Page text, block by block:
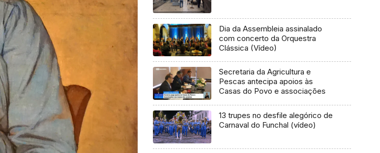
Dia da Assembleia assinalado
com concerto da Orquestra
Clássica (Vídeo)
Secretaria da Agricultura e
Pescas antecipa apoios às
Casas do Povo e associações
13 trupes no desfile alegórico de
Carnaval do Funchal (vídeo)